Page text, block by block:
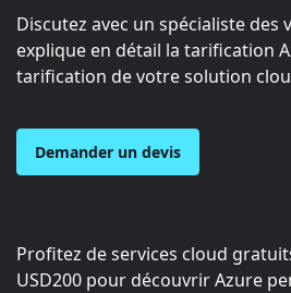
Discutez avec un spécialiste des
explique en détail la tarification
tarification de votre solution
Demander un devis
Profitez de services cloud
USD200 pour découvrir Azure